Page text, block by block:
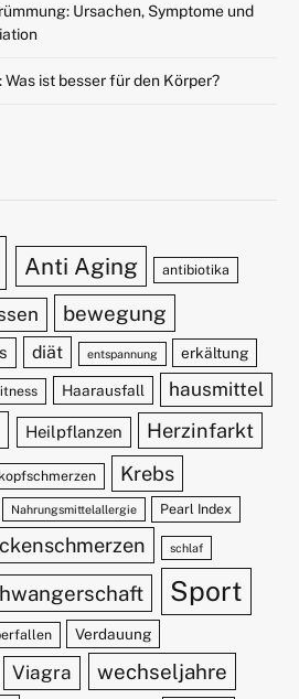
Ursachen, Symptome und
ist besser für den Körper?
Anti Aging antibiotika
bewegung
diät entspannung erkältung
Haarausfall hausmittel
Heilpflanzen Herzinfarkt
kopfschmerzen Krebs
Nahrungsmittelallergie Pearl Index
schlaf
Sport
Verdauung
Viagra wechseljahre